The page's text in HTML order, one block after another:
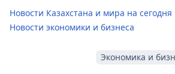
Новости Казахстана и мира на сегодня
Новости экономики и бизнеса
Экономика и